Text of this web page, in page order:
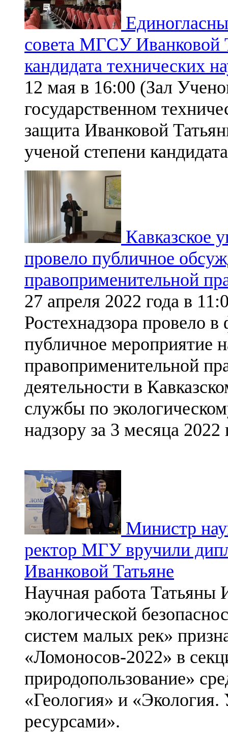
совета МГСУ Иванковой
кандидата технических
12 мая в 16:00 (Зал
государственном
защита Иванковой
ученой степени
Кавказское
провело публичное
правоприменительной
27 апреля 2022 года в
Ростехнадзора провело
публичное мероприятие
правоприменительной
деятельности в
службы по
надзору за 3 месяца 2022
Министр
ректор МГУ вручили
Иванковой Татьяне
Научная работа Татьяны
экологической
систем малых рек»
«Ломоносов-2022» в
природопользование»
«Геология» и
ресурсами».